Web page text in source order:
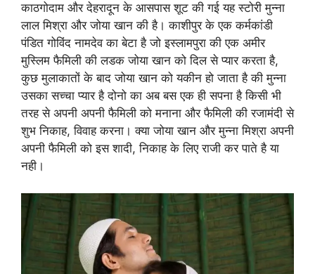
काठगोदाम और देहरादून के आसपास शूट की गई यह स्टोरी मुन्ना
लाल मिश्रा और जोया खान की है। काशीपुर के एक कर्मकांडी
पंडित गोविंद नामदेव का बेटा है जो इस्लामपुरा की एक अमीर
मुस्लिम फैमिली की लडक जोया खान को दिल से प्यार करता है,
कुछ मुलाकातों के बाद जोया खान को यकीन हो जाता है की मुन्ना
उसका सच्चा प्यार है दोनो का अब बस एक ही सपना है किसी भी
तरह से अपनी अपनी फैमिली को मनाना और फैमिली की रजामंदी से
शुभ निकाह, विवाह करना। क्या जोया खान और मुन्ना मिश्रा अपनी
अपनी फैमिली को इस शादी, निकाह के लिए राजी कर पाते है या
नही।